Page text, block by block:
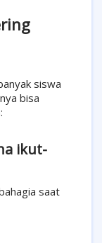
siswa
bisa
ikut-
saat